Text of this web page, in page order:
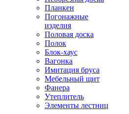
Планкен
Погонажные
изделия
Половая доска
Полок
Блок-хаус
Вагонка
Имитация бруса
Мебельный щит
Фанера
Утеплитель
Элементы лестниц